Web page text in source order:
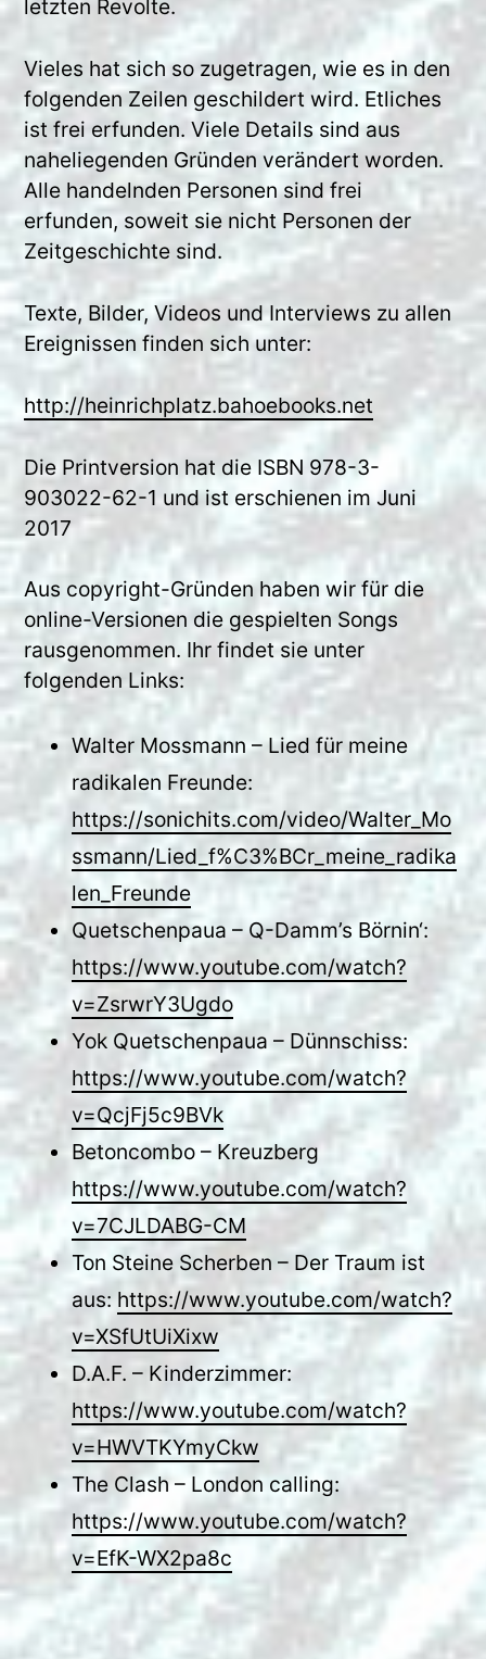
letzten Revolte.
Vieles hat sich so zugetragen, wie es in den
folgenden Zeilen geschildert wird. Etliches
ist frei erfunden. Viele Details sind aus
naheliegenden Gründen verändert worden.
Alle handelnden Personen sind frei
erfunden, soweit sie nicht Personen der
Zeitgeschichte sind.
Texte, Bilder, Videos und Interviews zu allen
Ereignissen finden sich unter:
http://heinrichplatz.bahoebooks.net
Die Printversion hat die ISBN 978-3-
903022-62-1 und ist erschienen im Juni
2017
Aus copyright-Gründen haben wir für die
online-Versionen die gespielten Songs
rausgenommen. Ihr findet sie unter
folgenden Links:
Walter Mossmann – Lied für meine
radikalen Freunde:
https://sonichits.com/video/Walter_Mo
ssmann/Lied_f%C3%BCr_meine_radika
len_Freunde
Quetschenpaua – Q-Damm’s Börnin‘:
https://www.youtube.com/watch?
v=ZsrwrY3Ugdo
Yok Quetschenpaua – Dünnschiss:
https://www.youtube.com/watch?
v=QcjFj5c9BVk
Betoncombo – Kreuzberg
https://www.youtube.com/watch?
v=7CJLDABG-CM
Ton Steine Scherben – Der Traum ist
aus: https://www.youtube.com/watch?
v=XSfUtUiXixw
D.A.F. – Kinderzimmer:
https://www.youtube.com/watch?
v=HWVTKYmyCkw
The Clash – London calling:
https://www.youtube.com/watch?
v=EfK-WX2pa8c